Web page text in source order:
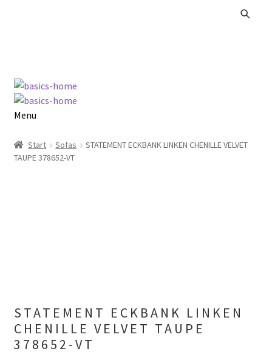
Zur
Navigation
springen
Zum
Inhalt
springen
Menu
Alle Produkte
Start Sofas
STATEMENT ECKBANK LINKEN CHENILLE VELVET
TAUPE 378652-VT
STATEMENT ECKBANK LINKEN
CHENILLE VELVET TAUPE
378652-VT